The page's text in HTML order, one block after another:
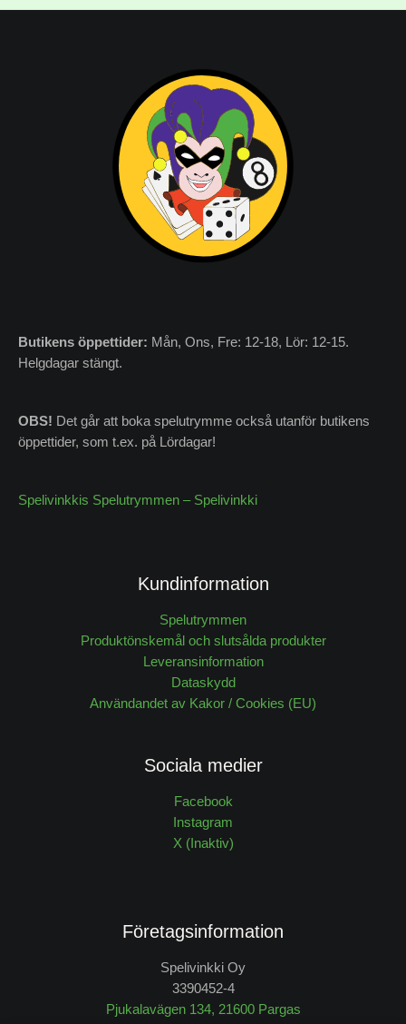
Butikens öppettider: Mån, Ons, Fre: 12-18, Lör: 12-15.
Helgdagar stängt.
OBS! Det går att boka spelutrymme också utanför butikens
öppettider, som t.ex. på Lördagar!
Spelivinkkis Spelutrymmen – Spelivinkki
Kundinformation
Spelutrymmen
Produktönskemål och slutsålda produkter
Leveransinformation
Dataskydd
Användandet av Kakor / Cookies (EU)
Sociala medier
Facebook
Instagram
X (Inaktiv)
Företagsinformation
Spelivinkki Oy
3390452-4
Pjukalavägen 134, 21600 Pargas